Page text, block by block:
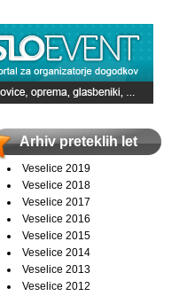
Arhiv preteklih let
Veselice 2019
Veselice 2018
Veselice 2017
Veselice 2016
Veselice 2015
Veselice 2014
Veselice 2013
Veselice 2012